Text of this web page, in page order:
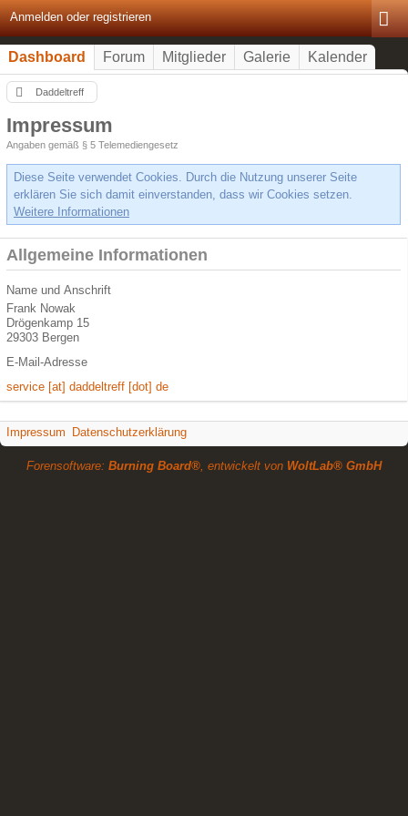
Anmelden oder registrieren
Dashboard Forum Mitglieder Galerie Kalender
Daddeltreff
Impressum
Angaben gemäß § 5 Telemediengesetz
Diese Seite verwendet Cookies. Durch die Nutzung unserer Seite
erklären Sie sich damit einverstanden, dass wir Cookies setzen.
Weitere Informationen
Allgemeine Informationen
Name und Anschrift
Frank Nowak
Drögenkamp 15
29303 Bergen
E-Mail-Adresse
service [at] daddeltreff [dot] de
Impressum Datenschutzerklärung
Forensoftware: Burning Board®, entwickelt von WoltLab® GmbH